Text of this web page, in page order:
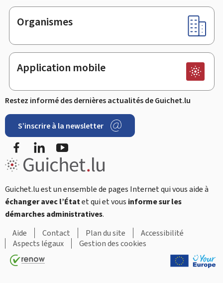
Organismes
Application mobile
Restez informé des dernières actualités de Guichet.lu
S’inscrire à la newsletter
FacebookLinkedIn
Guichet.lu est un ensemble de pages Internet qui vous aide à
échanger avec l’Étatet qui et vous informe sur les
démarches administratives.
Aide
Contact Plan du site
Accessibilité
Aspects légaux
Gestion des cookies